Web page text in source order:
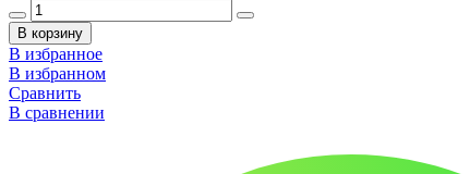
В корзину
В избранное
В избранном
Сравнить
В сравнении